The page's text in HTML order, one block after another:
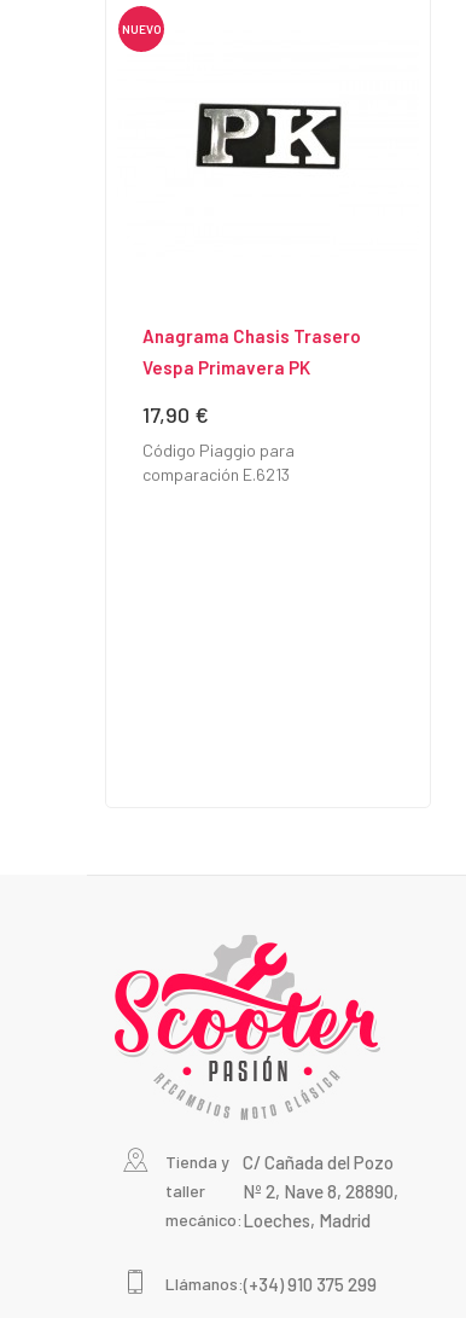
NUEVO
Anagrama Chasis Trasero
Vespa Primavera PK
Precio
17,90 €
Código Piaggio para
comparación E.6213
Tienda y
taller
mecánico:
C/ Cañada del Pozo
Nº 2, Nave 8, 28890,
Loeches, Madrid
Llámanos:(+34) 910 375 299